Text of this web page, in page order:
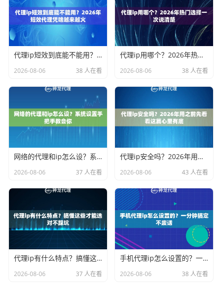
代理ip短效到底能不能用？2026年短效代理凭啥越来越火
2026-08-06 38 人在看
代理ip用哪个？2026年热门选择一次说清楚
2026-08-06 38 人在看
网络的代理和ip怎么设？系统设置手把手教会你
2026-08-06 37 人在看
代理ip安全吗？2026年用之前先看看这篇心里有底
2026-08-06 43 人在看
代理ip有什么特点？搞懂这些才能选对不踩坑
2026-08-06 37 人在看
手机代理ip怎么设置的？一分钟搞定不废话
2026-08-06 38 人在看